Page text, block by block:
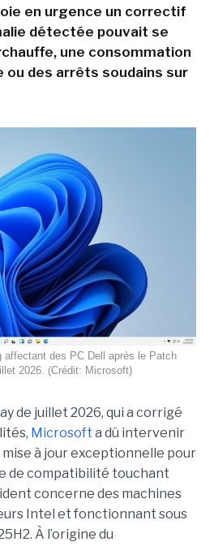
en urgence un correctif
détectée pouvait se
une consommation
ou des arrêts soudains sur
affectant des PC Dell après le Patch
2026. (Crédit: Microsoft)
de juillet 2026, qui a corrigé
Microsoft a dû intervenir
mise à jour exceptionnell e pour
de compatibilité touchant
concerne des machines
Intel et fonctionnant sous
À l’origine du